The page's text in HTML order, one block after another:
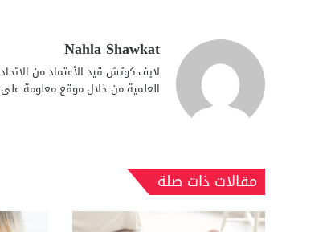
Nahla Shawkat
العلمية من خلال موقع معلومة
مقالات ذات صلة